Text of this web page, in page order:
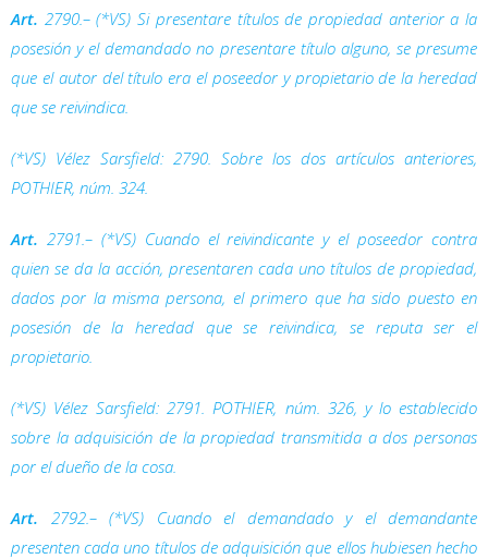
Art. 2790.– (*VS) Si presentare títulos de propiedad anterior a la
posesión y el demandado no presentare título alguno, se presume
que el autor del título era el poseedor y propietario de la heredad
que se reivindica.
(*VS) Vélez Sarsfield: 2790. Sobre los dos artículos anteriores,
POTHIER, núm. 324.
Art. 2791.– (*VS) Cuando el reivindicante y el poseedor contra
quien se da la acción, presentaren cada uno títulos de propiedad,
dados por la misma persona, el primero que ha sido puesto en
posesión de la heredad que se reivindica, se reputa ser el
propietario.
(*VS) Vélez Sarsfield: 2791. POTHIER, núm. 326, y lo establecido
sobre la adquisición de la propiedad transmitida a dos personas
por el dueño de la cosa.
Art. 2792.– (*VS) Cuando el demandado y el demandante
presenten cada uno títulos de adquisición que ellos hubiesen hecho